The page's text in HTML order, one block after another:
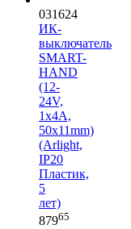
031624
ИК-
выключатель
SMART-
HAND
(12-
24V,
1х4А,
50x11mm)
(Arlight,
IP20
Пластик,
5
лет)
87965